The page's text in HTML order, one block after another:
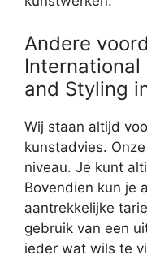
Andere
and Styling
Wij staan altijd
kunstadvies.
niveau. Je kunt
Bovendien kun je
aantrekkelijke
gebruik van een
ieder wat wils te